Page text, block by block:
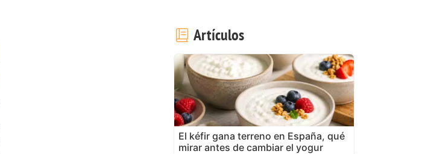
Artículos
El kéfir gana terreno en España, qué
mirar antes de cambiar el yogur